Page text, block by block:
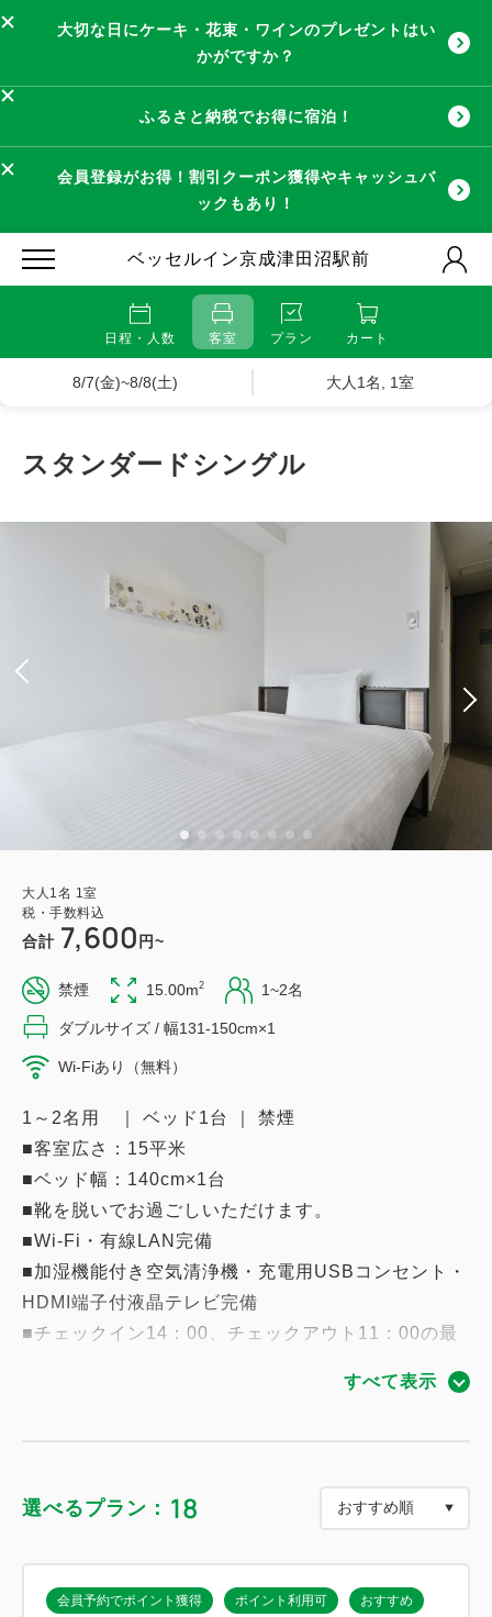
大切な日にケーキ・花束・ワインのプレゼントはい
かがですか？
ふるさと納税でお得に宿泊！
会員登録がお得！割引クーポン獲得やキャッシュバ
ックもあり！
ベッセルイン京成津田沼駅前
日程・人数 客室 プラン カート
8/7(金)~8/8(土) 大人1名, 1室
スタンダードシングル
大人 1 名 1 室
税・手数料込
合計 7,600 円~
禁煙 15.00m2 1~2名
ダブルサイズ / 幅131-150cm×1
Wi-Fiあり（無料）
1～2名用 ｜ ベッド1台 ｜ 禁煙
■客室広さ：15平米
■ベッド幅：140cm×1台
■靴を脱いでお過ごしいただけます。
■Wi-Fi・有線LAN完備
■加湿機能付き空気清浄機・充電用USBコンセント・
HDMI端子付液晶テレビ完備
■チェックイン14：00、チェックアウト11：00の最
※成人向けコンテンツは有料となります。
すべて表示
選べるプラン： 18
会員予約でポイント獲得 ポイント利用可 おすすめ